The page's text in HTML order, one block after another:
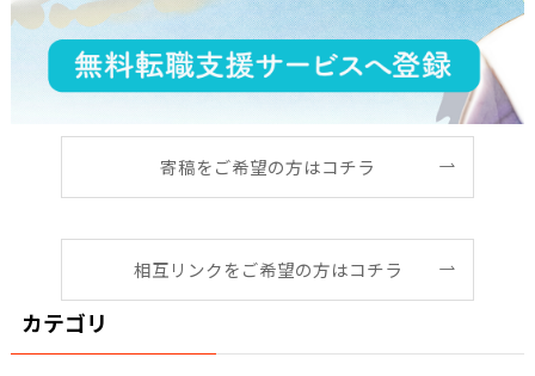
寄稿をご希望の方はコチラ
相互リンクをご希望の方はコチラ
カテゴリ